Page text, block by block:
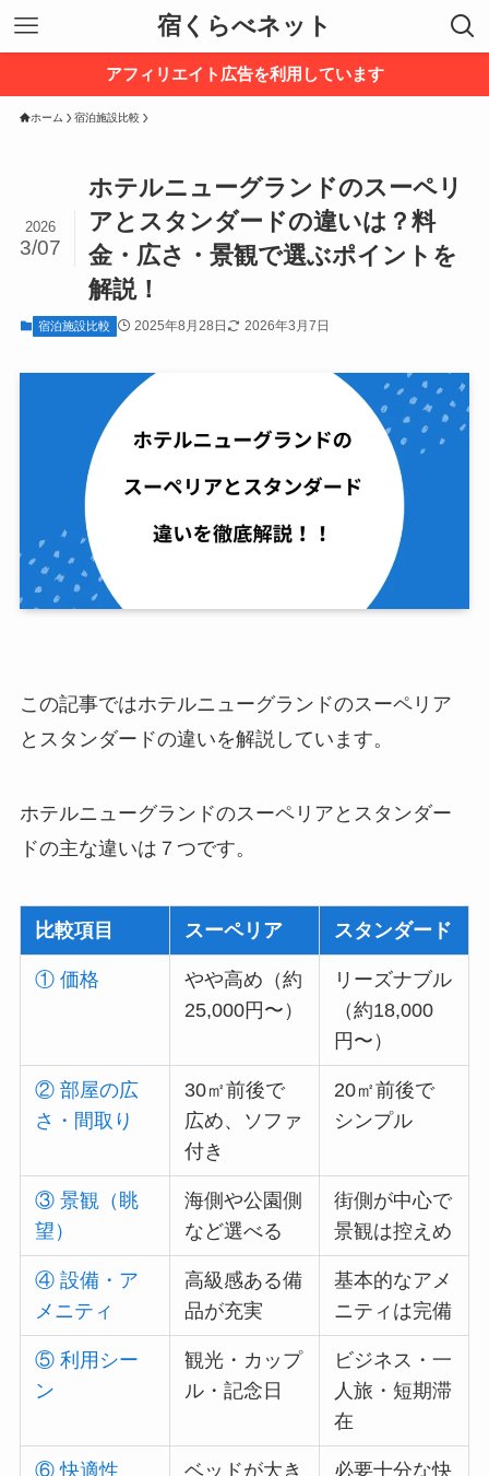
宿くらべネット
アフィリエイト広告を利用しています
ホーム 宿泊施設比較
ホテルニューグランドのスーペリ
アとスタンダードの違いは？料
金・広さ・景観で選ぶポイントを
解説！
2026
3/07
宿泊施設比較 2025年8月28日 2026年3月7日
この記事ではホテルニューグランドのスーペリア
とスタンダードの違いを解説しています。
ホテルニューグランドのスーペリアとスタンダー
ドの主な違いは７つです。
比較項目 スーペリア スタンダード
① 価格
やや高め（約
25,000円〜）
リーズナブル
（約18,000
円〜）
② 部屋の広
さ・間取り
30㎡前後で
広め、ソファ
付き
20㎡前後で
シンプル
③ 景観（眺
望）
海側や公園側
など選べる
街側が中心で
景観は控えめ
④ 設備・ア
メニティ
高級感ある備
品が充実
基本的なアメ
ニティは完備
⑤ 利用シー
ン
観光・カップ
ル・記念日
ビジネス・一
人旅・短期滞
在
⑥ 快適性
ベッドが大き
必要十分な快